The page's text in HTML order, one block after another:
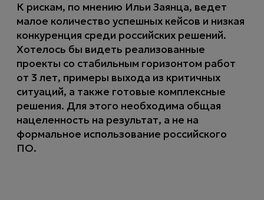
К рискам, по мнению Ильи Заянца, ведет
малое количество успешных кейсов и низкая
конкуренция среди российских решений.
Хотелось бы видеть реализованные
проекты со стабильным горизонтом работ
от 3 лет, примеры выхода из критичных
ситуаций, а также готовые комплексные
решения. Для этого необходима общая
нацеленность на результат, а не на
формальное использование российского
ПО.